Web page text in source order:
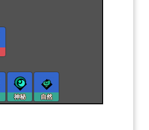
神秘 自然